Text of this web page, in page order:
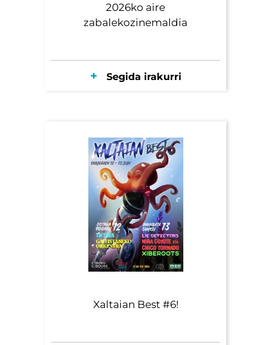
2026ko aire
zabalekozinemaldia
Segida irakurri
Xaltaian Best #6!